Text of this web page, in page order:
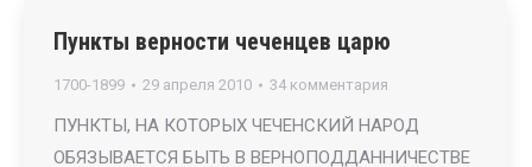
Пункты верности чеченцев царю
1700-1899 29 апреля 2010 34 комментария
ПУНКТЫ, НА КОТОРЫХ ЧЕЧЕНСКИЙ НАРОД
ОБЯЗЫВАЕТСЯ БЫТЬ В ВЕРНОПОДДАННИЧЕСТВЕ